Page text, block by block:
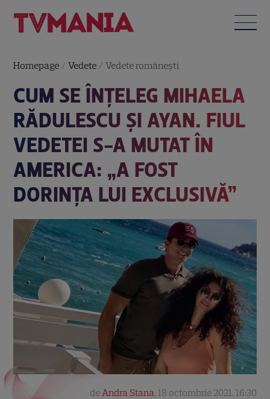
Homepage /Vedete /Vedete româneşti
CUM SE ÎNȚELEG MIHAELA
RĂDULESCU ȘI AYAN. FIUL
VEDETEI S-A MUTAT ÎN
AMERICA: „A FOST
DORINȚA LUI EXCLUSIVĂ”
deAndra Stana, 18 octombrie 2021, 16:30